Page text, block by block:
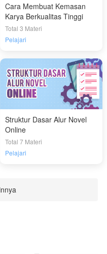
Cara Membuat Kemasan
Karya Berkualitas Tinggi
Total 3 Materi
Pelajari
Struktur Dasar Alur Novel
Online
Total 7 Materi
Pelajari